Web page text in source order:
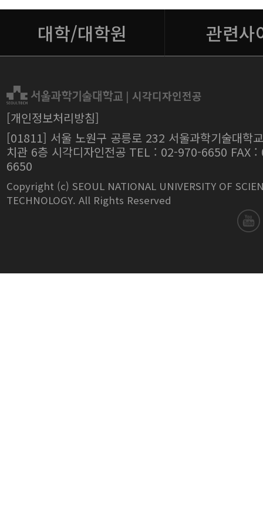
|시각디자인전공
[개인정보처리방침]
[01811] 서울 노원구 공릉로 232 서울과학기술대학
치관 6층 시각디자인전공 TEL : 02-970-6650 FAX
6650
Copyright (c) SEOUL NATIONAL UNIVERSITY OF
TECHNOLOGY. All Rights Reserved
대학/대학원 관련사